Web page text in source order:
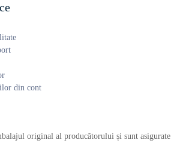
din cont
original al producătorului și sunt asigurate